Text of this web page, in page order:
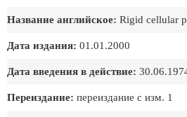
Название английское: Rigid cellular
Дата издания: 01.01.2000
Дата введения в действие:
Переиздание: переиздание с изм. 1